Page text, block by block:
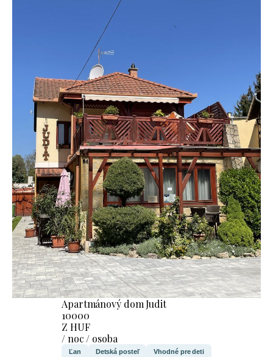
Apartmánový dom Judit
10000
Z HUF
/ noc / osoba
Ľan Detská posteľ Vhodné pre deti